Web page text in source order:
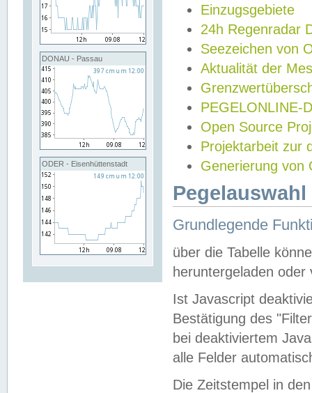
DONAU - Passau
ODER - Eisenhüttenstadt
Einzugsgebiete
24h Regenradar
Seezeichen von
Aktualität der
PEGELONLINE-
Open Source
Projektarbeit zur
Generierung von
Grundlegende
über die Tabelle
heruntergeladen oder
Ist Javascript
Bestätigung des
bei deaktiviertem
alle Felder
Die Zeitstempel in